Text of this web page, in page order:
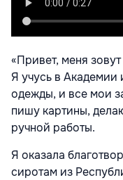
«Привет, меня
Я учусь в Академии
одежды, и все мои
пишу картины,
ручной работы.
Я оказала
сиротам из